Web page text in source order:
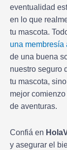
eventualidad
en lo que
tu mascota.
una membresía
de una buena
nuestro seguro
tu mascota,
mejor
de aventuras.
Confiá en
y asegurar el